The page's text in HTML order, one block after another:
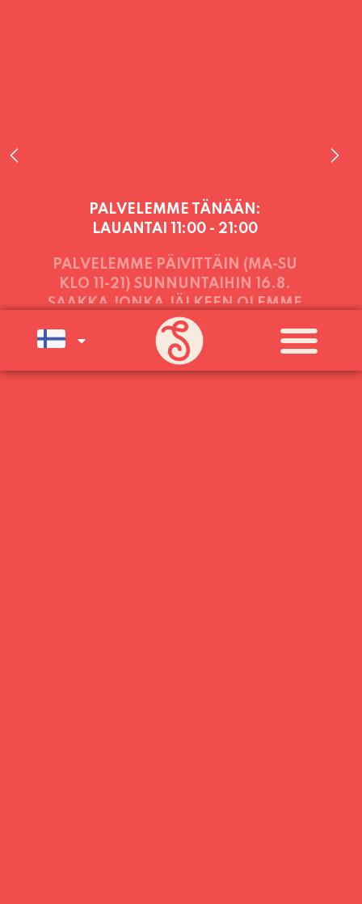
PALVELEMME TÄNÄÄN:
LAUANTAI 11:00 - 21:00
PALVELEMME PÄIVITTÄIN (MA-SU
KLO 11-21) SUNNUNTAIHIN 16.8.
SAAKKA JONKA JÄLKEEN OLEMME
AVOINNA VIIKONLOPPUISIN (PE-
SU) ELOKUUN LOPPUUN ASTI
LÄMPIMÄSTI TERVETULOA!